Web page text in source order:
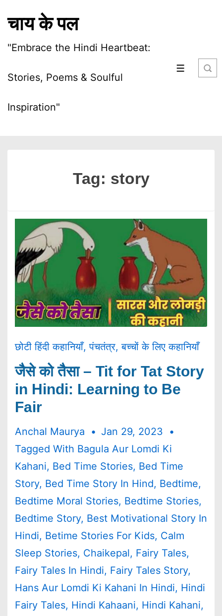
चाय के पल
"Embrace the Hindi Heartbeat:
Stories, Poems & Soulful
Inspiration"
Tag: story
छोटी हिंदी कहानियाँ,पंचतंत्र,बच्चों के लिए कहानियाँ
जैसे को तैसा – Tit for Tat Story
in Hindi: Learning to Be
Fair
Anchal Maurya
Jan 29, 2023
Tagged With Bagula Aur Lomdi Ki
Kahani, Bed Time Stories, Bed Time
Story, Bed Time Story In Hind, Bedtime,
Bedtime Moral Stories, Bedtime Stories,
Bedtime Story, Best Motivational Story In
Hindi, Betime Stories For Kids, Calm
Sleep Stories, Chaikepal, Fairy Tales,
Fairy Tales In Hindi, Fairy Tales Story,
Hans Aur Lomdi Ki Kahani In Hindi, Hindi
Fairy Tales, Hindi Kahaani, Hindi Kahani,